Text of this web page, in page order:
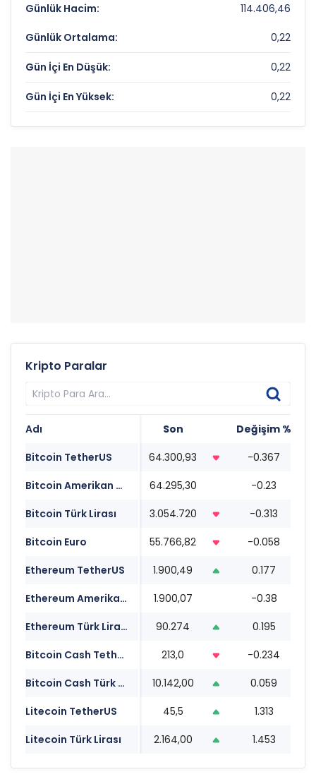
Günlük Hacim: 114.406,46
Günlük Ortalama: 0,22
Gün İçi En Düşük: 0,22
Gün İçi En Yüksek: 0,22
Kripto Paralar
Adı Son Değişim %
Bitcoin TetherUS
64.300,93 -0.367
Bitcoin Amerikan Doları
64.295,30 -0.23
Bitcoin Türk Lirası
3.054.720 -0.313
Bitcoin Euro
55.766,82 -0.058
Ethereum TetherUS
1.900,49 0.177
Ethereum Amerikan Doları
1.900,07 -0.38
Ethereum Türk Lirası
90.274 0.195
Bitcoin Cash TetherUS
213,0 -0.234
Bitcoin Cash Türk Lirası
10.142,00 0.059
Litecoin TetherUS
45,5 1.313
Litecoin Türk Lirası
2.164,00 1.453